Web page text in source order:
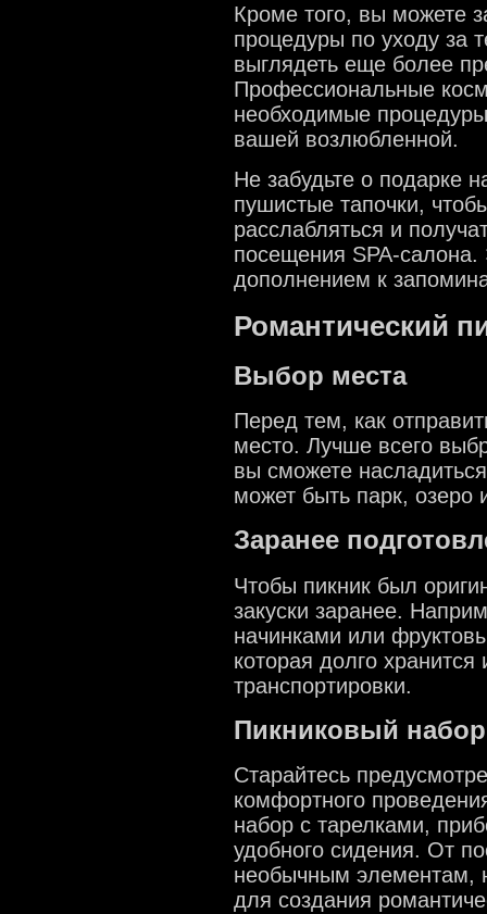
Кроме того, вы можете
процедуры по уходу за
выглядеть еще более
Профессиональные
необходимые
вашей возлюбленной.
Не забудьте о подарке
пушистые тапочки,
расслабляться и
посещения SPA-салона.
дополнением к
Романтический
Выбор места
Перед тем, как
место. Лучше всего
вы сможете
может быть парк, озеро
Заранее
Чтобы пикник был
закуски заранее.
начинками или
которая долго
транспортировки.
Пикниковый набор
Старайтесь
комфортного
набор с тарелками,
удобного сидения. От
необычным элементам,
для создания